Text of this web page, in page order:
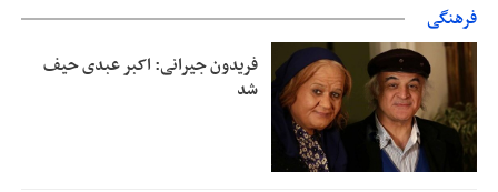
فرهنگی
فریدون جیرانی: اکبر عبدی حیف
شد